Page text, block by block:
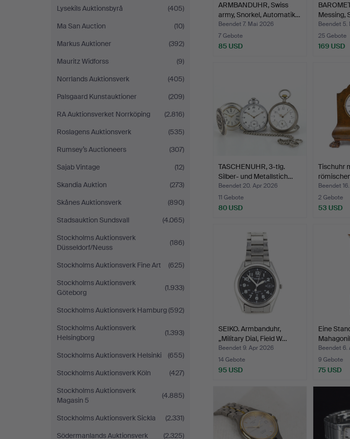
Lysekils Auktionsbyrå
(405)
Ma San Auction
(10)
Markus Auktioner
(392)
Mauritz Widforss
(9)
Norrlands Auktionsverk
(405)
Palsgaard Kunstauktioner
(209)
RA Auktionsverket Norrköping
(2.816)
Roslagens Auktionsverk
(535)
Rumsey’s Auctioneers
(307)
Sajab Vintage
(12)
Skandia Auktion
(273)
Skånes Auktionsverk
(890)
Stadsauktion Sundsvall
(4.065)
Stockholms Auktionsverk
Düsseldorf/Neuss
(186)
Stockholms Auktionsverk Fine Art
(625)
Stockholms Auktionsverk
Göteborg
(1.933)
Stockholms Auktionsverk Hamburg(592)
Stockholms Auktionsverk
Helsingborg
(1.393)
Stockholms Auktionsverk Helsinki
(655)
Stockholms Auktionsverk Köln
(427)
Stockholms Auktionsverk
Magasin 5
(4.885)
Stockholms Auktionsverk Sickla
(2.331)
Södermanlands Auktionsverk
(2.325)
ARMBANDUHR, Swiss
army, Snorkel, Automatik…
Beendet 7. Mai 2026
7 Gebote
85 USD
Messing,
Beendet 5.
25 Gebote
169 USD
TASCHENUHR, 3-tlg.
Silber- und Metallstich…
Beendet 20. Apr 2026
11 Gebote
80 USD
Tischuhr
Beendet
2 Gebote
53 USD
SEIKO. Armbanduhr,
„Military Dial, Field W…
Beendet 9. Apr 2026
14 Gebote
95 USD
Eine
Beendet 6.
9 Gebote
75 USD